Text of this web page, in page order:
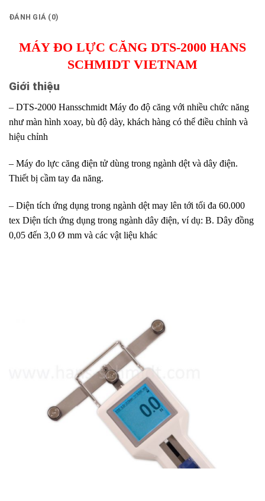
ĐÁNH GIÁ (0)
MÁY ĐO LỰC CĂNG DTS-2000 HANS
SCHMIDT VIETNAM
Giới thiệu
– DTS-2000 Hansschmidt Máy đo độ căng với nhiều chức năng
như màn hình xoay, bù độ dày, khách hàng có thể điều chỉnh và
hiệu chỉnh
– Máy đo lực căng điện tử dùng trong ngành dệt và dây điện.
Thiết bị cầm tay đa năng.
– Diện tích ứng dụng trong ngành dệt may lên tới tối đa 60.000
tex Diện tích ứng dụng trong ngành dây điện, ví dụ: B. Dây đồng
0,05 đến 3,0 Ø mm và các vật liệu khác